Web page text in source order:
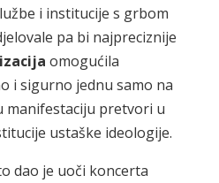
i institucije s grbom
pa bi najpreciznije
omogućila
i sigurno jednu samo na
manifestaciju pretvori u
ustaške ideologije.
dao je uoči koncerta